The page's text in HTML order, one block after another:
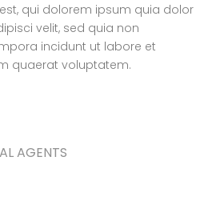
qui dolorem ipsum quia dolor
velit, sed quia non
incidunt ut labore et
quaerat voluptatem.
AGENTS